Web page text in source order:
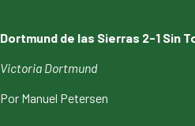
Dortmund de las Sierras 2-1 Sin
Victoria Dortmund
Por Manuel Petersen